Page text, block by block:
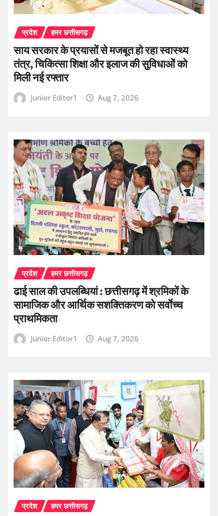
प्रदेश हमर छत्तीसगढ़
साय सरकार के प्रयासों से मजबूत हो रहा स्वास्थ्य
तंत्र, चिकित्सा शिक्षा और इलाज की सुविधाओं को
मिली नई रफ्तार
Junior Editor1 Aug 7, 2026
प्रदेश हमर छत्तीसगढ़
ढाई साल की उपलब्धियां : छत्तीसगढ़ में श्रमिकों के
सामाजिक और आर्थिक सशक्तिकरण को सर्वाेच्च
प्राथमिकता
Junior Editor1 Aug 7, 2026
प्रदेश हमर छत्तीसगढ़